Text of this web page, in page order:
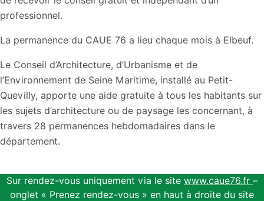
professionnel.
La permanence du CAUE 76 a lieu chaque mois à Elbeuf.
Le Conseil d’Architecture, d’Urbanisme et de
l’Environnement de Seine Maritime, installé au Petit-
Quevilly, apporte une aide gratuite à tous les habitants sur
les sujets d’architecture ou de paysage les concernant, à
travers 28 permanences hebdomadaires dans le
département.
Sur rendez-vous uniquement via le site www.caue76.fr –
onglet « Prenez rendez-vous » en haut à droite du site